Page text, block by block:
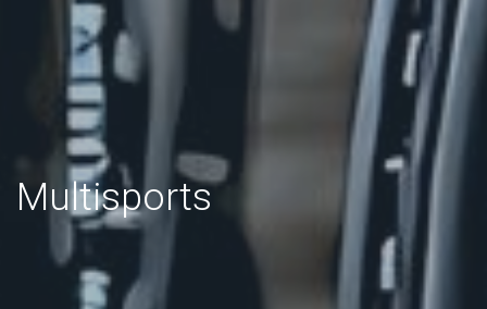
Multisports